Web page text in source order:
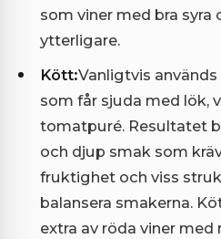
som viner med bra
ytterligare.
Kött:Vanligtvis
som får sjuda med lök,
tomatpuré. Resultatet
och djup smak som
fruktighet och viss
balansera smakerna.
extra av röda viner med